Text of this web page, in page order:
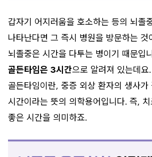
갑자기 어지러움을 호소하는 등의 뇌졸
나타난다면 그 즉시 병원을 방문하는 것
뇌졸중은 시간을 다투는 병이기 때문입
골든타임은 3시간으로 알려져 있는데요
골든타임이란, 중증 외상 환자의 생사가
시간이라는 뜻의 의학용어입니다. 즉,
좋은 시간을 의미하죠.